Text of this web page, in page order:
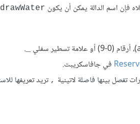
فإن اسم الدالة يمكن أن يكون drawWater
.
في جافاسكريبت.
, تريد تعريفها